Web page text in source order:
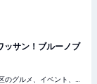
ッサン！ブルーノブ